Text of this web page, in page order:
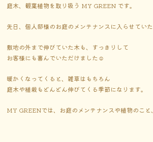
庭木、観葉植物を取り扱う MY GREEN です。
先日、個人邸様のお庭のメンテナンスに入らせていた
敷地の外まで伸びていた木も、すっきりして
お客様にも喜んでいただけました☺️
暖かくなってくると、雑草はもちろん
庭木や植栽もどんどん伸びてくる季節になります。
MY GREENでは、お庭のメンテナンスや植物のこと